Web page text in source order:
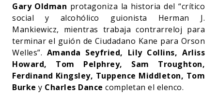
Gary Oldman protagoniza la historia del “crítico
social y alcohólico guionista Herman J.
Mankiewicz, mientras trabaja contrarreloj para
terminar el guión de Ciudadano Kane para Orson
Welles”. Amanda Seyfried, Lily Collins, Arliss
Howard, Tom Pelphrey, Sam Troughton,
Ferdinand Kingsley, Tuppence Middleton, Tom
Burke y Charles Dance completan el elenco.